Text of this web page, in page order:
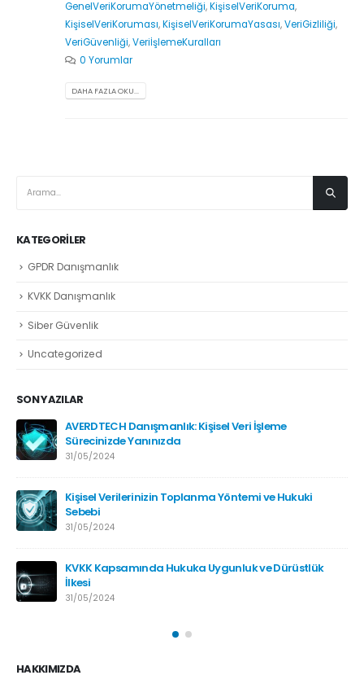
GenelVeriKorumaYönetmeliği,KişiselVeriKoruma,
KişiselVeriKoruması,KişiselVeriKorumaYasası,VeriGizliliği,
VeriGüvenliği,VeriİşlemeKuralları
0 Yorumlar
DAHA FAZLA OKU...
KATEGORILER
GPDR Danışmanlık
KVKK Danışmanlık
Siber Güvenlik
Uncategorized
SON YAZILAR
AVERDTECH Danışmanlık: Kişisel Veri İşleme
Sürecinizde Yanınızda
31/05/2024
Kişisel Verilerinizin Toplanma Yöntemi ve Hukuki
Sebebi
31/05/2024
KVKK Kapsamında Hukuka Uygunluk ve Dürüstlük
İlkesi
31/05/2024
HAKKIMIZDA